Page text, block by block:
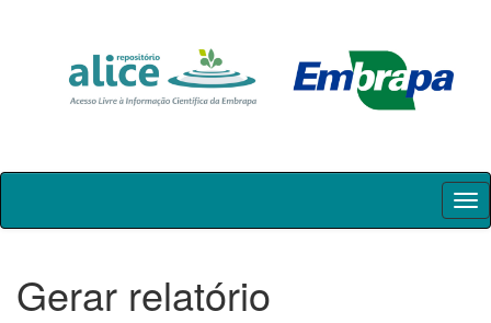
Skip
Gerar relatório